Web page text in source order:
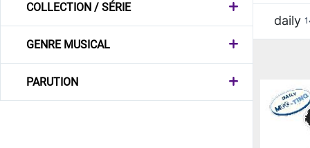
COLLECTION / SÉRIE
GENRE MUSICAL
PARUTION
daily